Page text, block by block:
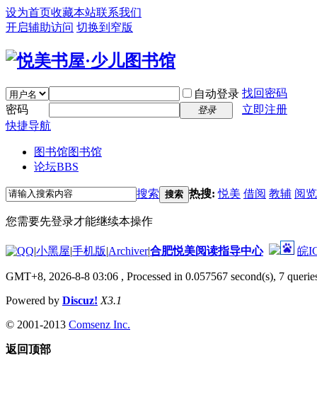
设为首页收藏本站联系我们
开启辅助访问 切换到窄版
自动登录 找回密码
密码
登录
立即注册
快捷导航
图书馆图书馆
论坛BBS
搜索 搜索 热搜:悦美 借阅 教辅 阅览
您需要先登录才能继续本操作
|小黑屋|手机版|Archiver|合肥悦美阅读指导中心 皖
GMT+8, 2026-8-8 03:06 , Processed in 0.057567 second(s), 7
Powered by Discuz! X3.1
© 2001-2013 Comsenz Inc.
返回顶部